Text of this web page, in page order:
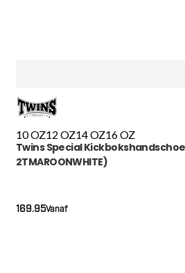
10 OZ12 OZ14 OZ16 OZ
Twins Special
2TMAROONWHITE)
Vanaf
169.95